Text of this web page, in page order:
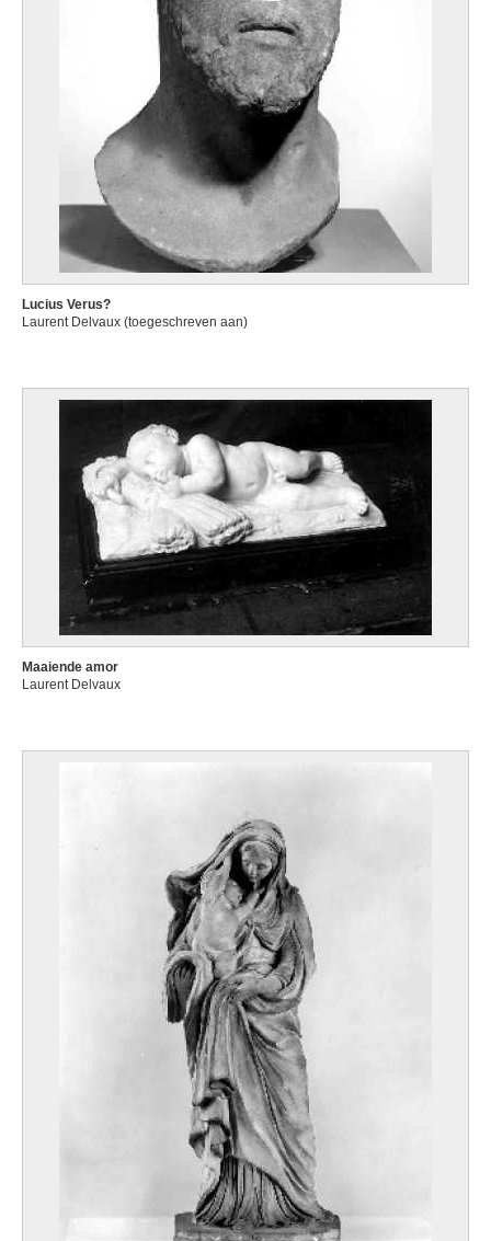
Lucius Verus?
Laurent Delvaux (toegeschreven aan)
Maaiende amor
Laurent Delvaux